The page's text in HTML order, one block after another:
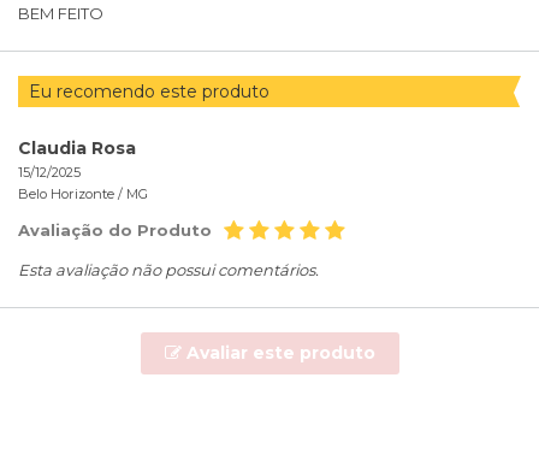
BEM FEITO
Eu recomendo este produto
Claudia Rosa
15/12/2025
Belo Horizonte / MG
Avaliação do Produto
Esta avaliação não possui comentários.
Avaliar este produto